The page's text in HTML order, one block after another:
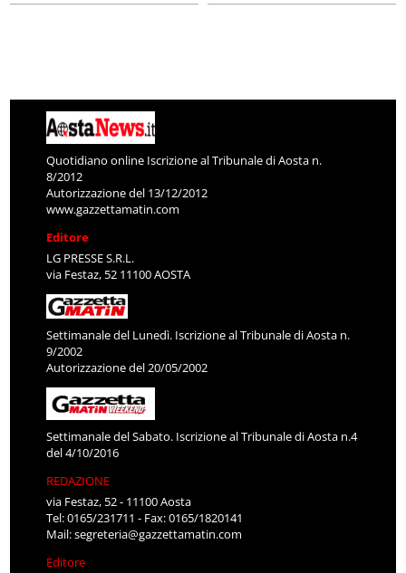
Quotidiano online Iscrizione al Tribunale di Aosta n.
8/2012
Autorizzazione del 13/12/2012
www.gazzettamatin.com
Editore
LG PRESSE S.R.L.
via Festaz, 52 11100 AOSTA
Settimanale del Lunedì. Iscrizione al Tribunale di Aosta n.
9/2002
Autorizzazione del 20/05/2002
Settimanale del Sabato. Iscrizione al Tribunale di Aosta n.4
del 4/10/2016
REDAZIONE
via Festaz, 52 - 11100 Aosta
Tel: 0165/231711 - Fax: 0165/1820141
Mail:segreteria@gazzettamatin.com
Editore